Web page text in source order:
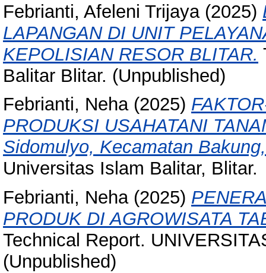
Febrianti, Afeleni Trijaya(2025)
LAPANGAN DI UNIT
KEPOLISIAN RESOR BLITAR.
Balitar Blitar. (Unpublished)
Febrianti, Neha(2025)
PRODUKSI USAHATANI
Sidomulyo, Kecamatan
Universitas Islam Balitar, Blitar.
Febrianti, Neha(2025)
PRODUK DI AGROWISATA
Technical Report.
(Unpublished)